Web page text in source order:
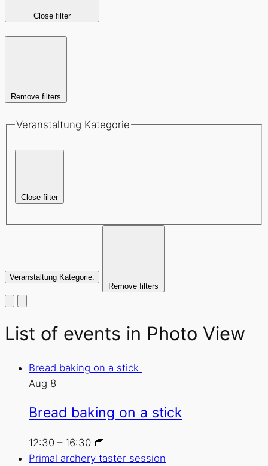
Close filter
Remove filters
Veranstaltung Kategorie
Close filter
Veranstaltung Kategorie:
Remove filters
List of events in Photo View
Bread baking on a stick
Aug 8
Bread baking on a stick
12:30 – 16:30
Primal archery taster session